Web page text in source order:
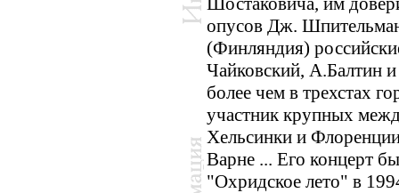
опусов Дж.
(Финляндия)
Чайковский, А.Балтин
более чем в трехстах
участник крупных
Хельсинки и
Варне ... Его концерт
"Охридское лето" в